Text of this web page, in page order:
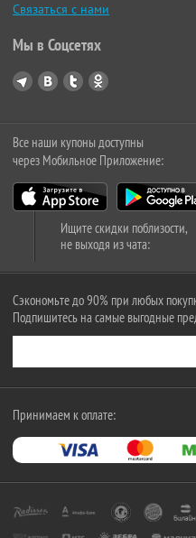
Связаться с нами
Мы в Соцсетях
Все наши купоны доступны
через Мобильное Приложение:
Ищите скидки поблизости,
не выходя из чата:
Сэкономьте до 90% при любых
Подпишитесь на самые выгодные
Принимаем к оплате: